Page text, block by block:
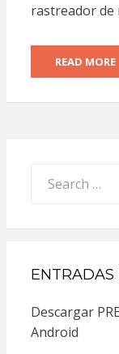
rastreador de
READ MORE
for:
ENTRADAS
Descargar
Android